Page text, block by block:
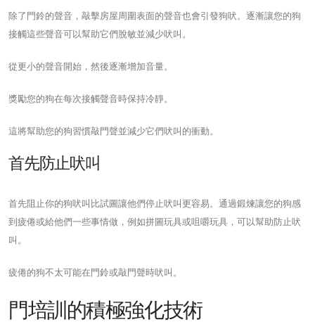
除了門鈴的聲音，敲擊房屋周圍表面的聲音也會引發狗吠。逐漸讓您的狗
接觸這些聲音可以幫助它們脫敏並減少吠叫。
從更小的聲音開始，然後逐漸增加音量。
獎勵您的狗在每次接觸聲音時保持冷靜。
這將幫助您的狗習慣敲門聲並減少它們吠叫的衝動。
首先防止吠叫
首先阻止你的狗吠叫比試圖讓他們停止吠叫更容易。通過鍛煉讓您的狗感
到疲倦或給他們一些事情做，例如拼圖玩具或咀嚼玩具，可以幫助防止吠
叫。
疲倦的狗不太可能在門鈴或敲門聲時吠叫。
門培訓的積極強化技術